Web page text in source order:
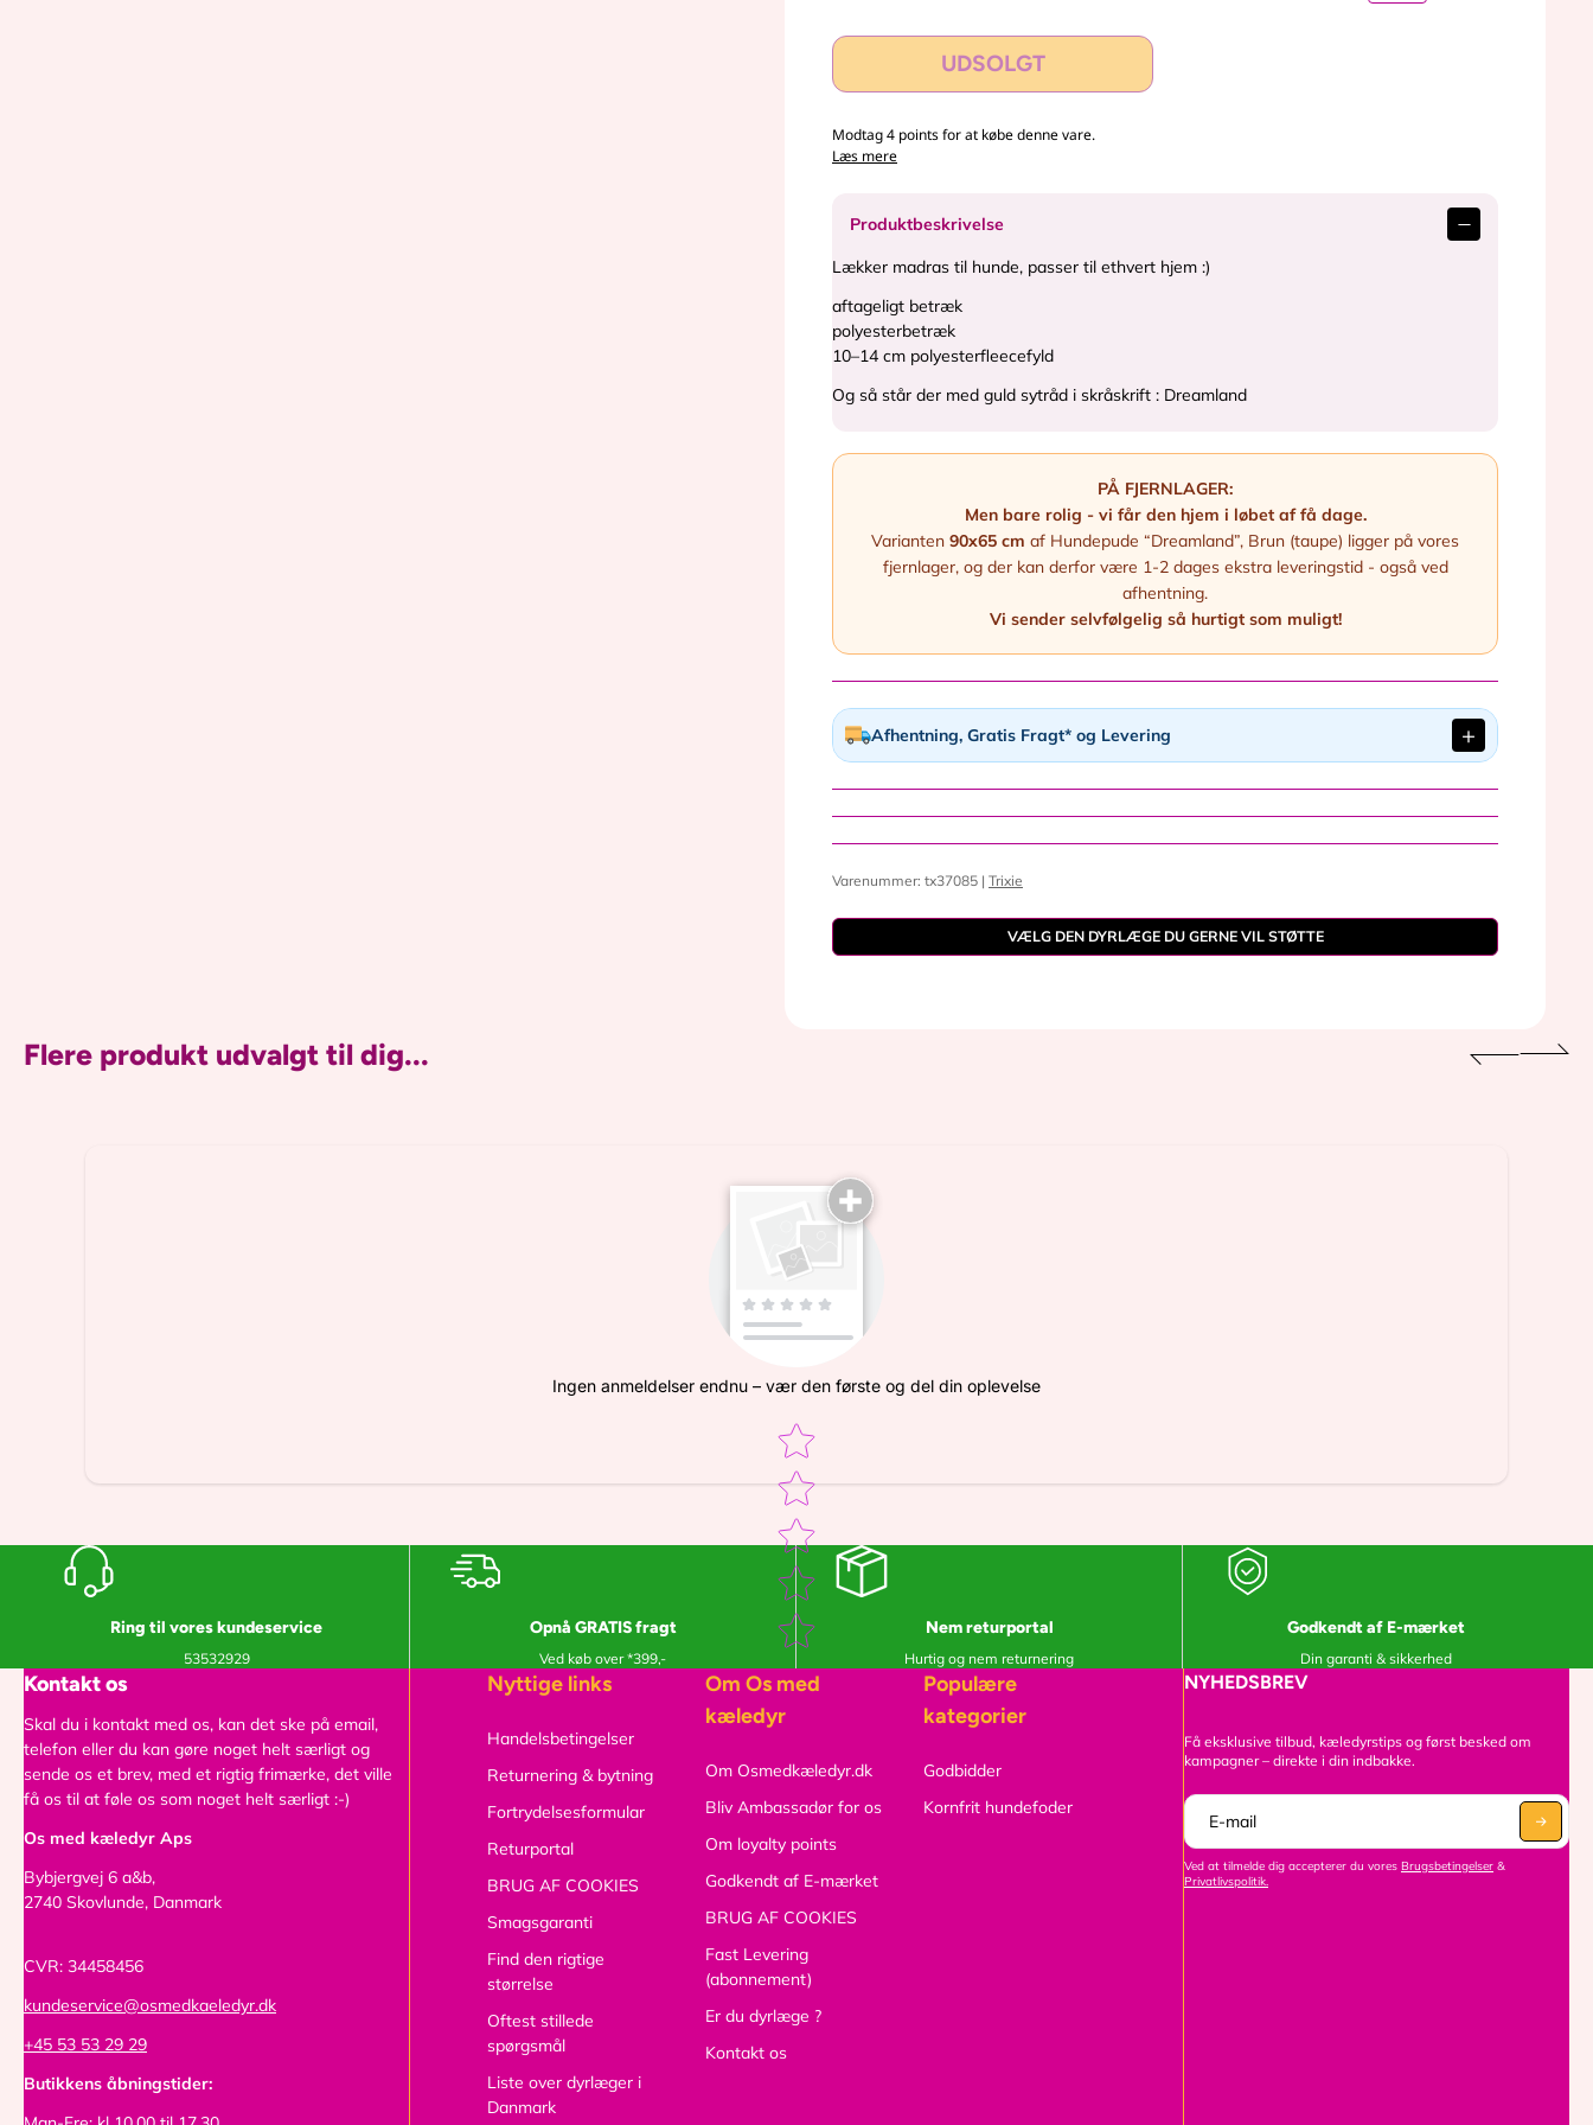
UDSOLGT
Modtag 4 points for at købe denne vare.
Læs mere
Produktbeskrivelse
Lækker madras til hunde, passer til ethvert hjem :)
aftageligt betræk
polyesterbetræk
10–14 cm polyesterfleecefyld
Og så står der med guld sytråd i skråskrift : Dreamland
PÅ FJERNLAGER:
Men bare rolig - vi får den hjem i løbet af få dage.
Varianten 90x65 cm af Hundepude “Dreamland”, Brun (taupe) ligger på vores
fjernlager, og der kan derfor være 1-2 dages ekstra leveringstid - også ved
afhentning.
Vi sender selvfølgelig så hurtigt som muligt!
Afhentning, Gratis Fragt* og Levering
Varenummer: tx37085 | Trixie
VÆLG DEN DYRLÆGE DU GERNE VIL STØTTE
Flere produkt udvalgt til dig...
Ingen anmeldelser endnu – vær den første og del din oplevelse
Star rating
Ring til vores kundeservice
53532929
Opnå GRATIS fragt
Ved køb over *399,-
Nem returportal
Hurtig og nem returnering
Godkendt af E-mærket
Din garanti & sikkerhed
Kontakt os
Skal du i kontakt med os, kan det ske på email,
telefon eller du kan gøre noget helt særligt og
sende os et brev, med et rigtig frimærke, det ville
få os til at føle os som noget helt særligt :-)
Os med kæledyr Aps
Bybjergvej 6 a&b,
2740 Skovlunde, Danmark
CVR: 34458456
kundeservice@osmedkaeledyr.dk
+45 53 53 29 29
Butikkens åbningstider:
Nyttige links
Handelsbetingelser
Returnering & bytning
Fortrydelsesformular
Returportal
BRUG AF COOKIES
Smagsgaranti
Find den rigtige
størrelse
Oftest stillede
spørgsmål
Liste over dyrlæger i
Danmark
Om Os med
kæledyr
Om Osmedkæledyr.dk
Bliv Ambassadør for os
Om loyalty points
Godkendt af E-mærket
BRUG AF COOKIES
Fast Levering
(abonnement)
Er du dyrlæge ?
Kontakt os
Populære
kategorier
Godbidder
Kornfrit hundefoder
NYHEDSBREV
Få eksklusive tilbud, kæledyrstips og først besked om
kampagner – direkte i din indbakke.
Ved at tilmelde dig accepterer du vores Brugsbetingelser &
Privatlivspolitik.